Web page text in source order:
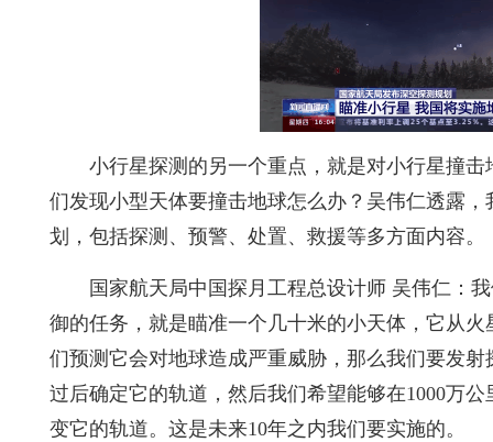
小行星探测的另一个重点，就是对小行星撞
们发现小型天体要撞击地球怎么办？吴伟仁透露
划，包括探测、预警、处置、救援等多方面内容。
国家航天局中国探月工程总设计师 吴伟仁：
御的任务，就是瞄准一个几十米的小天体，它从
们预测它会对地球造成严重威胁，那么我们要发
过后确定它的轨道，然后我们希望能够在1000万
变它的轨道。这是未来10年之内我们要实施的。